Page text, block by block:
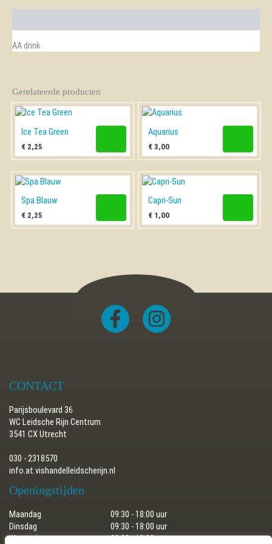
AA drink
Gerelateerde producten
Ice Tea Green
€ 2,25
Aquarius
€ 3,00
Spa Blauw
€ 2,25
Capri-Sun
€ 1,00
CONTACT
Parijsboulevard 36
WC Leidsche Rijn Centrum
3541 CX Utrecht
030 - 2318570
info.at.vishandelleidscherijn.nl
Openingstijden
Maandag
09:30 - 18:00 uur
Dinsdag
09:30 - 18:00 uur
Woensdag
09:30 - 18:00 uur